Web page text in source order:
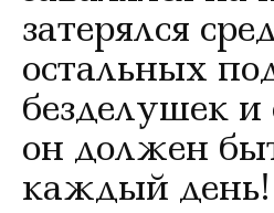
затерялся
остальных
безделушек и
он должен
каждый день!